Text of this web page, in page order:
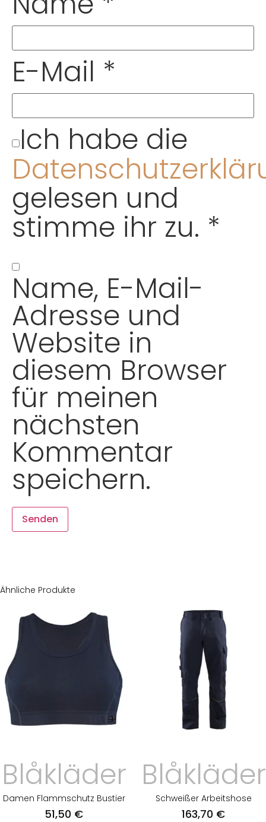
E-Mail *
Ich habe die
gelesen und
stimme ihr zu. *
Name, E-Mail-
Adresse und
Website in
diesem Browser
für meinen
nächsten
Kommentar
speichern.
Ähnliche Produkte
Blåkläder
Damen Flammschutz Bustier
51,50 €
Blåkläder
Schweißer Arbeitshose
163,70 €